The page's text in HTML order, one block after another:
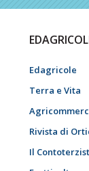
Edagricole
Terra e Vita
Rivista di
Il